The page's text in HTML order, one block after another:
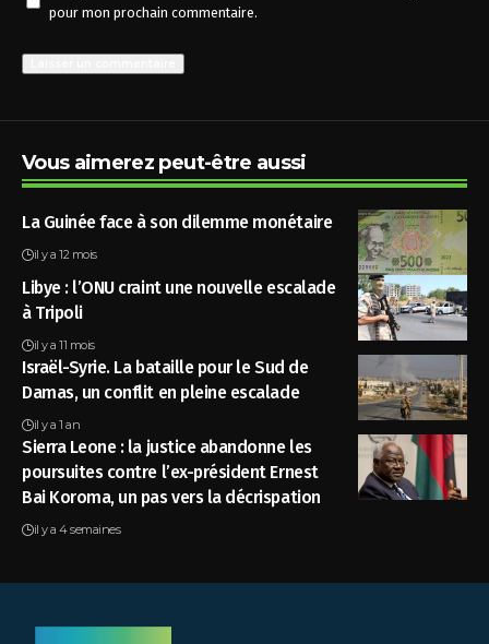
pour mon prochain commentaire.
Vous aimerez peut-être aussi
La Guinée face à son dilemme monétaire
il y a 12 mois
Libye : l’ONU craint une nouvelle escalade
à Tripoli
il y a 11 mois
Israël-Syrie. La bataille pour le Sud de
Damas, un conflit en pleine escalade
il y a 1 an
Sierra Leone : la justice abandonne les
poursuites contre l’ex-président Ernest
Bai Koroma, un pas vers la décrispation
il y a 4 semaines